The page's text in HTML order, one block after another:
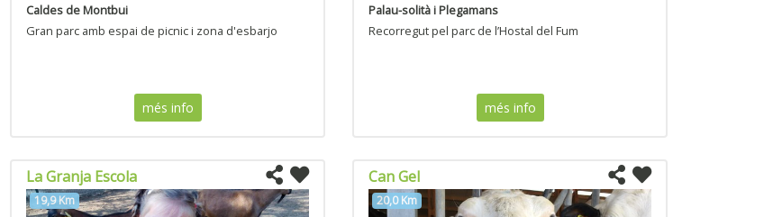
Caldes de Montbui
Gran parc amb espai de picnic i zona d'esbarjo
més info
Palau-solità i Plegamans
Recorregut pel parc de l’Hostal del Fum
més info
La Granja Escola
19,9 Km
Can Gel
20,0 Km